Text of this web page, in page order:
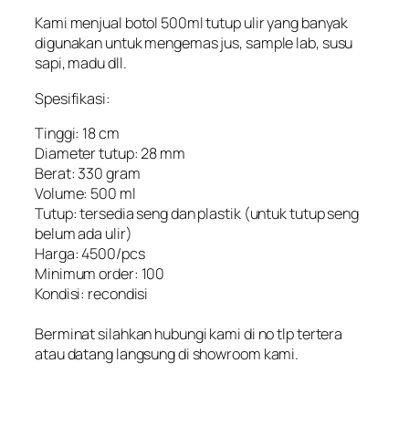
Kami menjual botol 500ml tutup ulir yang banyak
digunakan untuk mengemas jus, sample lab, susu
sapi, madu dll.
Spesifikasi:
Tinggi: 18 cm
Diameter tutup: 28 mm
Berat: 330 gram
Volume: 500 ml
Tutup: tersedia seng dan plastik (untuk tutup seng
belum ada ulir)
Harga: 4500/pcs
Minimum order: 100
Kondisi: recondisi
Berminat silahkan hubungi kami di no tlp tertera
atau datang langsung di showroom kami.